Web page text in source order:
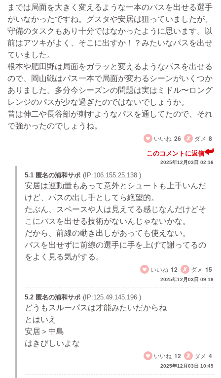
までは局面を大きく変えるような一本のパスを出せる選手
がいなかったですね。グスタや安居は狙っていましたが、
守備のタスクもあり十分ではなかったように思います。以
前はアツキがよく、そこに出すか！？みたいなパスを出せ
ていました。
根本や肥田野は局面をガラッと変えるようなパスを出せる
ので、岡山戦はパス一本で局面が変わるシーンがいくつか
ありました。多分今シーズンの問題は実はミドル〜ロング
レンジのパスが少な過ぎたのではないでしょうか。
昔は伸二や長谷部が刺すようなパスを通してたので、それ
で強かったのでしょうね。
いいね 26 ダメ 8
このコメントに返信
2025年12月03日 02:16
5.1 匿名の浦和サポ (IP:106.155.25.138 )
安居は運動量もあって意外とシュートも上手いんだ
けど、パスの出し手としてら絶望的。
たぶん、スペースや人は見えてる感じなんだけどそ
こにパスを出せる技術がないんじゃないかな。
だから、前線の動き出しがあっても使えない。
パスを出せずに前線の選手に手を上げて謝ってるの
をよく見る気がする。
いいね 12 ダメ 15
2025年12月03日 09:18
5.2 匿名の浦和サポ (IP:125.49.145.196 )
どうもスルーパスは才能みたいだからね
とはいえ
安居＞中島
はきびしいよな
いいね 12 ダメ 4
2025年12月03日 10:49